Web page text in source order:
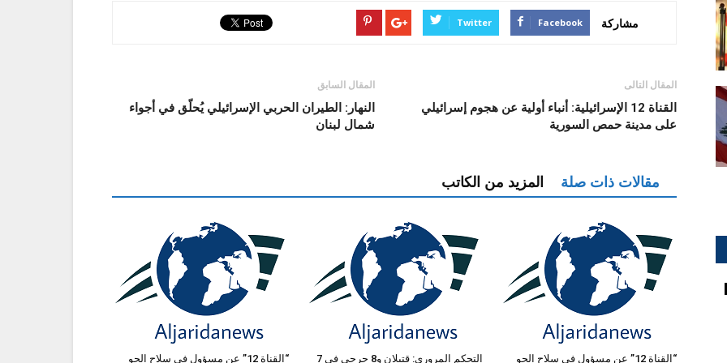
مشاركة Facebook
Twitter
المقال السابق
النهار: الطيران الحربي الإسرائيلي يُحلّق في أجواء
شمال لبنان
المقال التالى
القناة 12 الإسرائيلية: أنباء أولية عن هجوم إسرائيلي
على مدينة حمص السورية
مقالات ذات صلة المزيد من الكاتب
“القناة 12” عن مسؤول في سلاح الجو التحكم المروري: قتيلان و8 جرحى في 7 “القناة 12” عن مسؤول في سلاح الجو